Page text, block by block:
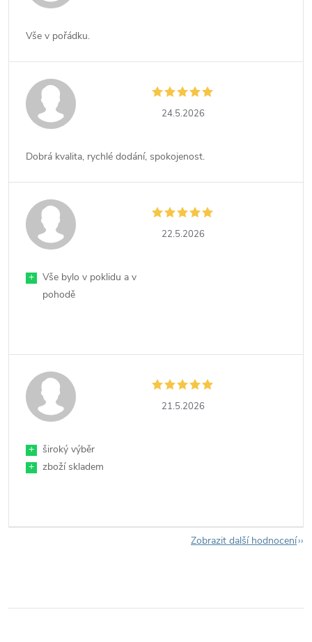
Vše v pořádku.
24.5.2026
Dobrá kvalita, rychlé dodání, spokojenost.
22.5.2026
+
Vše bylo v poklidu a v
pohodě
21.5.2026
+
široký výběr
+
zboží skladem
Zobrazit další hodnocení